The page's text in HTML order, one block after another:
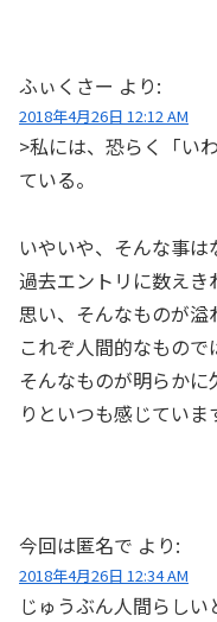
ふぃくさー より:
2018年4月26日 12:12 AM
>私には、恐らく「い
ている。
いやいや、そんな事は
過去エントリに数え
思い、そんなものが溢
これぞ人間的なもので
そんなものが明らか
りといつも感じていま
今回は匿名で より:
2018年4月26日 12:34 AM
じゅうぶん人間らし